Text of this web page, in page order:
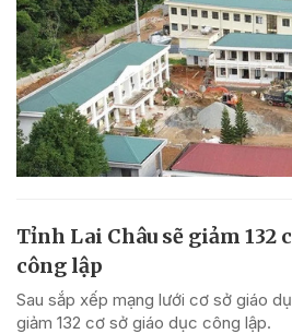
Tỉnh Lai Châu sẽ giảm 132
công lập
Sau sắp xếp mạng lưới cơ sở giáo
giảm 132 cơ sở giáo dục công lập.